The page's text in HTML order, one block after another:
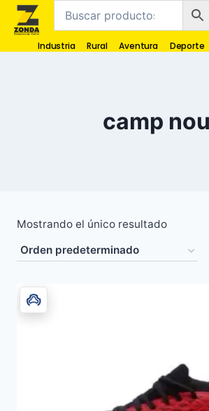
Industria Rural Aventura Deporte
camp nou
Mostrando el único resultado